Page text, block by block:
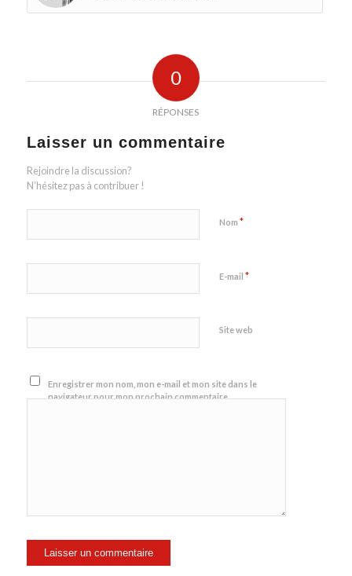
0
RÉPONSES
Laisser un commentaire
Rejoindre la discussion?
N’hésitez pas à contribuer !
Nom *
E-mail *
Site web
Enregistrer mon nom, mon e-mail et mon site dans le
navigateur pour mon prochain commentaire.